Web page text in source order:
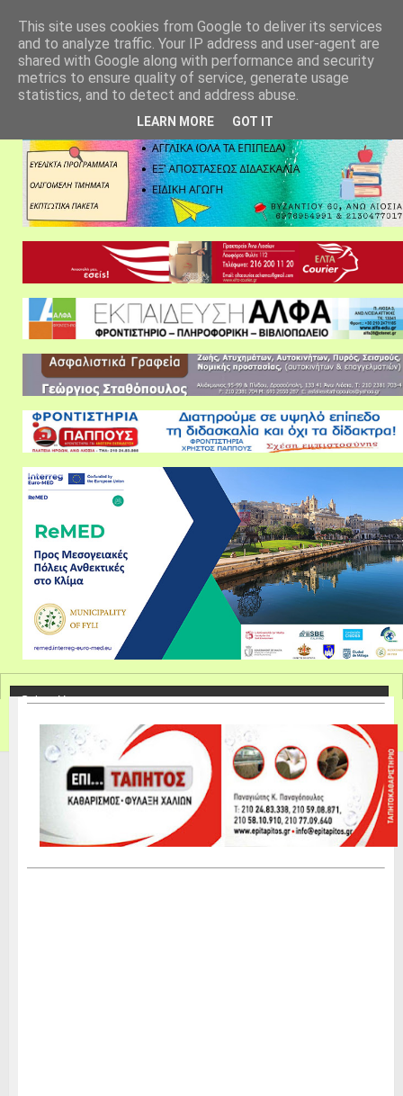
This site uses cookies from Google to deliver its services
and to analyze traffic. Your IP address and user-agent are
shared with Google along with performance and security
metrics to ensure quality of service, generate usage
statistics, and to detect and address abuse.
LEARN MORE GOT IT